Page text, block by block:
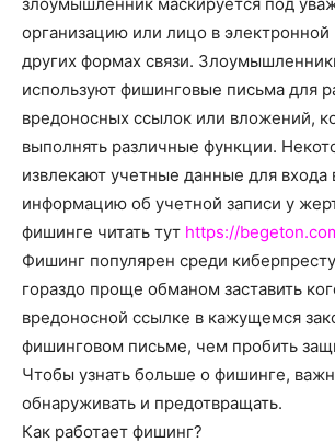
нем
организацию или лицо в электронной
других формах связи.
используют фишинговые письма для
вредоносных ссылок или вложений,
выполнять различные функции.
извлекают учетные данные для входа
информацию об учетной записи у
фишинге читать тут https://
Фишинг популярен среди
гораздо проще обманом заставить
вредоносной ссылке в кажущемся
фишинговом письме, чем пробить
Чтобы узнать больше о фишинге,
обнаруживать и предотвращать.
Как работает фишинг?